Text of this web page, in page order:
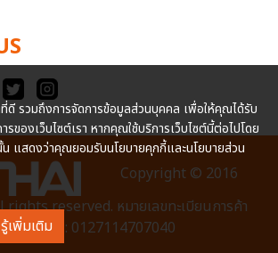
Copyright © 2016
reserved. หมายเลขทะเบียนการค้า
กทรอนิกส์ : 0127114707040
ดี รวมถึงการจัดการข้อมูลส่วนบุคคล เพื่อให้คุณได้รับ
ของเว็บไซต์เรา หากคุณใช้บริการเว็บไซต์นี้ต่อไปโดย
น แสดงว่าคุณยอมรับนโยบายคุกกี้และนโยบายส่วน
เพิ่มเติม